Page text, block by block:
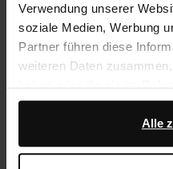
Verwendung unserer
soziale Medien, Werbung
Partner führen diese
weiteren Daten
haben oder die sie im
gesammelt haben.
Darüber hinaus arbeiten
Alle
Diese beigefarbenen
der Marke Sacha haben
praktischen
Schaftes. Der Absatz hat